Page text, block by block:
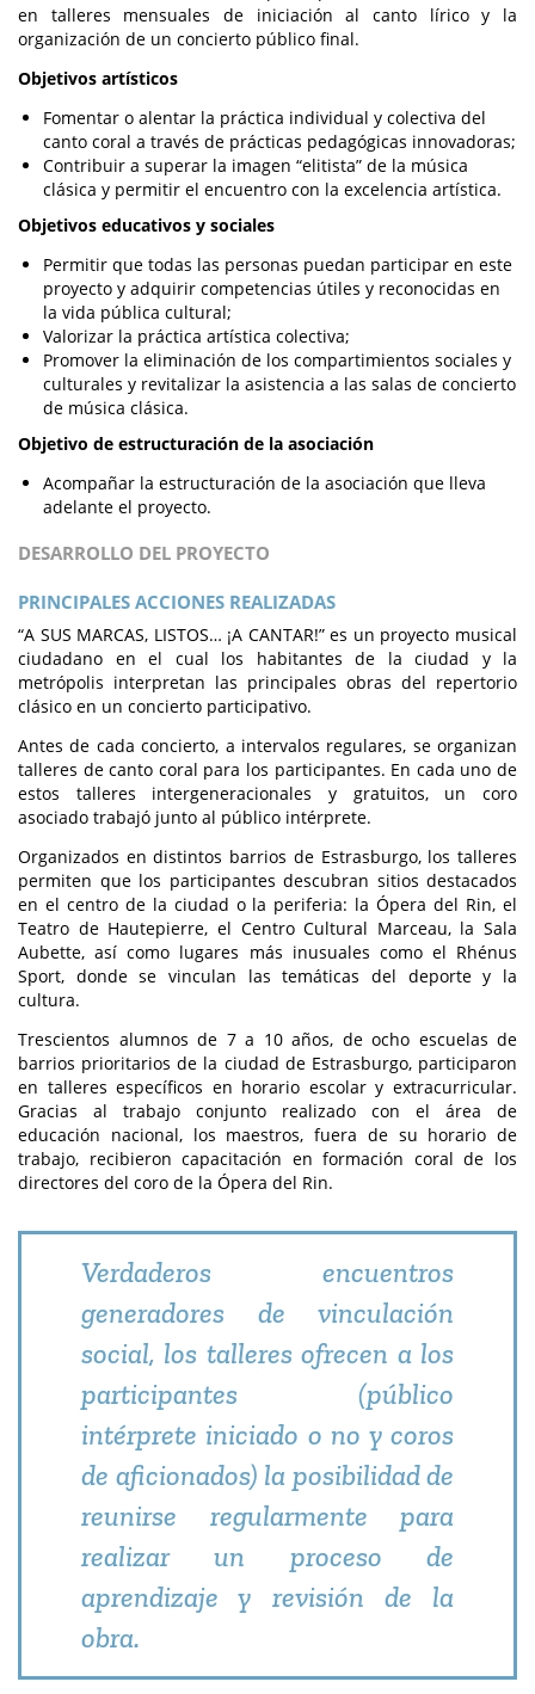
en talleres mensuales de iniciación al canto lírico y la
organización de un concierto público final.
Objetivos artísticos
Fomentar o alentar la práctica individual y colectiva del
canto coral a través de prácticas pedagógicas innovadoras;
Contribuir a superar la imagen “elitista” de la música
clásica y permitir el encuentro con la excelencia artística.
Objetivos educativos y sociales
Permitir que todas las personas puedan participar en este
proyecto y adquirir competencias útiles y reconocidas en
la vida pública cultural;
Valorizar la práctica artística colectiva;
Promover la eliminación de los compartimientos sociales y
culturales y revitalizar la asistencia a las salas de concierto
de música clásica.
Objetivo de estructuración de la asociación
Acompañar la estructuración de la asociación que lleva
adelante el proyecto.
DESARROLLO DEL PROYECTO
PRINCIPALES ACCIONES REALIZADAS
“A SUS MARCAS, LISTOS… ¡A CANTAR!” es un proyecto musical
ciudadano en el cual los habitantes de la ciudad y la
metrópolis interpretan las principales obras del repertorio
clásico en un concierto participativo.
Antes de cada concierto, a intervalos regulares, se organizan
talleres de canto coral para los participantes. En cada uno de
estos talleres intergeneracionales y gratuitos, un coro
asociado trabajó junto al público intérprete.
Organizados en distintos barrios de Estrasburgo, los talleres
permiten que los participantes descubran sitios destacados
en el centro de la ciudad o la periferia: la Ópera del Rin, el
Teatro de Hautepierre, el Centro Cultural Marceau, la Sala
Aubette, así como lugares más inusuales como el Rhénus
Sport, donde se vinculan las temáticas del deporte y la
cultura.
Trescientos alumnos de 7 a 10 años, de ocho escuelas de
barrios prioritarios de la ciudad de Estrasburgo, participaron
en talleres específicos en horario escolar y extracurricular.
Gracias al trabajo conjunto realizado con el área de
educación nacional, los maestros, fuera de su horario de
trabajo, recibieron capacitación en formación coral de los
directores del coro de la Ópera del Rin.
Verdaderos encuentros
generadores de vinculación
social, los talleres ofrecen a los
participantes (público
intérprete iniciado o no y coros
de aficionados) la posibilidad de
reunirse regularmente para
realizar un proceso de
aprendizaje y revisión de la
obra.